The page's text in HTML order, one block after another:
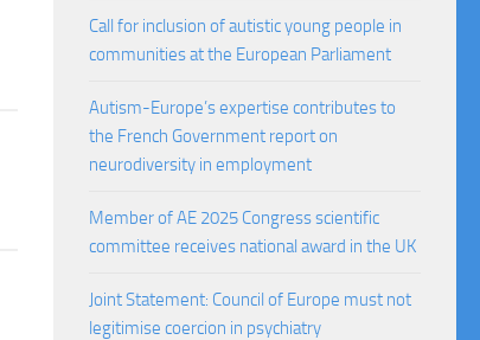
Call for inclusion of autistic young people in
communities at the European Parliament
Autism-Europe’s expertise contributes to
the French Government report on
neurodiversity in employment
Member of AE 2025 Congress scientific
committee receives national award in the UK
Joint Statement: Council of Europe must not
legitimise coercion in psychiatry